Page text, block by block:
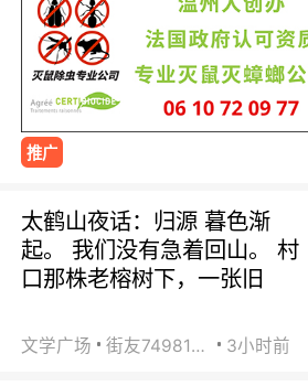
推广
太鹤山夜话：归源 暮色渐
起。 我们没有急着回山。 村
口那株老榕树下，一张旧
文学广场 街友74981146 3小时前